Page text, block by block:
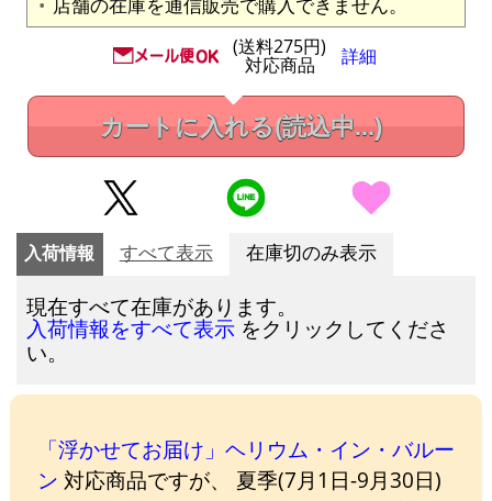
(送料275円)
対応商品 詳細
カートに入れる(読込中...)
入荷情報 すべて表示 在庫切のみ表示
現在すべて在庫があります。
入荷情報をすべて表示 をクリックしてくださ
い。
「浮かせてお届け」ヘリウム・イン・バルー
ン 対応商品ですが、 夏季(7月1日-9月30日)